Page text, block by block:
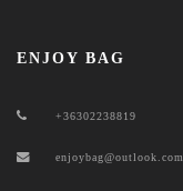
ENJOY BAG
+36302238819
enjoybag@outlook.com